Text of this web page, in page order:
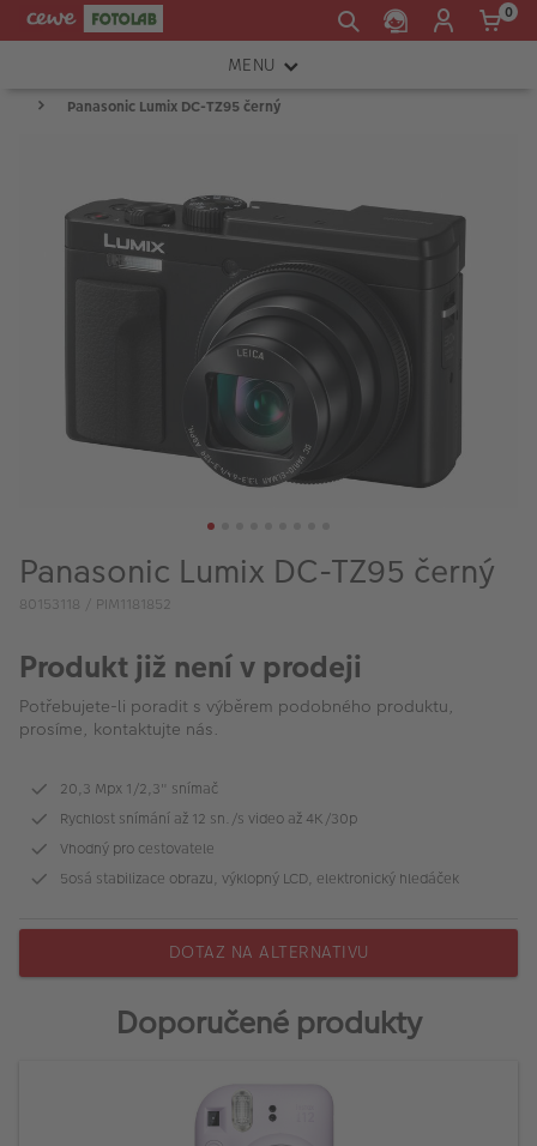
0
MENU
FOTOAPARÁTY
ATELIÉR
INSTAX™
RÁMEČKY
Akce a slevy
Fotoprodukty
Panasonic Lumix DC-TZ95 černý
Panasonic Lumix DC-TZ95 černý
80153118 / PIM1181852
Produkt již není v prodeji
Potřebujete-li poradit s výběrem podobného produktu,
prosíme, kontaktujte nás.
‎‎‎20,3 Mpx 1/2,3" snímač
Rychlost snímání až 12 sn./s video až 4K/30p
Vhodný pro cestovatele
5osá stabilizace obrazu, výklopný LCD, elektronický hledáček
DOTAZ NA ALTERNATIVU
Doporučené produkty